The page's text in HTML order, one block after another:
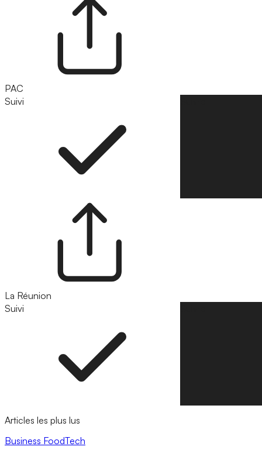
PAC
Suivi
La Réunion
Suivi
Articles les plus lus
Business FoodTech